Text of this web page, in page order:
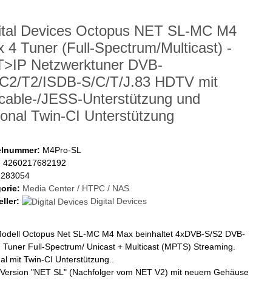
Devices Octopus NET SL-MC M4
4 Tuner (Full-Spectrum/Multicast) -
Netzwerktuner DVB-
T2/ISDB-S/C/T/J.83 HDTV mit
JESS-Unterstützung und
Twin-CI Unterstützung
M4Pro-SL
4260217682192
283054
Media Center / HTPC / NAS
Digital Devices
Octopus Net SL-MC M4 Max beinhaltet 4xDVB-S/S2 DVB-
Tuner Full-Spectrum/ Unicast + Multicast (MPTS) Streaming.
mit Twin-CI Unterstützung..
"NET SL" (Nachfolger vom NET V2) mit neuem Gehäuse